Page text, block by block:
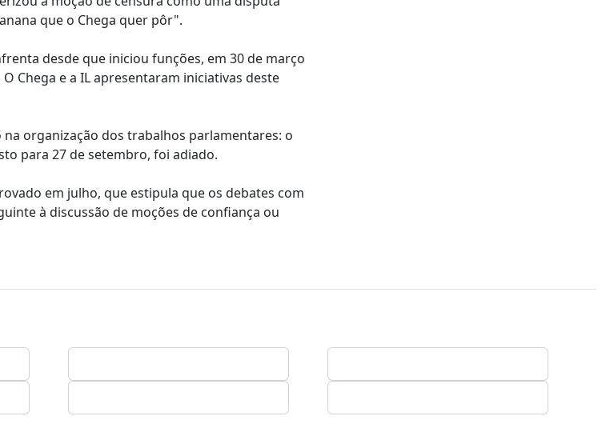
que o Chega quer pôr".
desde que iniciou funções, em 30 de março
Chega e a IL apresentaram iniciativas deste
organização dos trabalhos parlamentares: o
para 27 de setembro, foi adiado.
em julho, que estipula que os debates com
à discussão de moções de confiança ou